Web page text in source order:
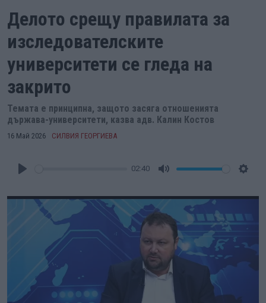
Делото срещу правилата за
изследователските
университети се гледа на
закрито
Темата е принципна, защото засяга отношенията
държава-университети, казва адв. Калин Костов
16 Май 2026 СИЛВИЯ ГЕОРГИЕВА
02:40